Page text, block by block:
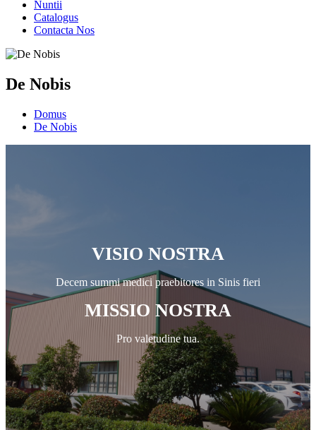
Nuntii
Catalogus
Contacta Nos
De Nobis
Domus
De Nobis
VISIO NOSTRA
Decem summi medici praebitores in Sinis fieri
MISSIO NOSTRA
Pro valetudine tua.